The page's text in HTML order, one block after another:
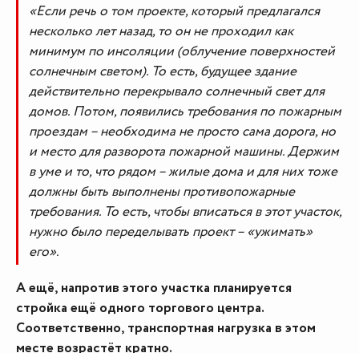
«Если речь о том проекте, который предлагался
несколько лет назад, то он не проходил как
минимум по инсоляции (облучение поверхностей
солнечным светом). То есть, будущее здание
действительно перекрывало солнечный свет для
домов. Потом, появились требования по пожарным
проездам – необходима не просто сама дорога, но
и место для разворота пожарной машины. Держим
в уме и то, что рядом – жилые дома и для них тоже
должны быть выполнены противопожарные
требования. То есть, чтобы вписаться в этот участок,
нужно было переделывать проект – «ужимать»
его».
А ещё, напротив этого участка планируется
стройка ещё одного торгового центра.
Соответственно, транспортная нагрузка в этом
месте возрастёт кратно.